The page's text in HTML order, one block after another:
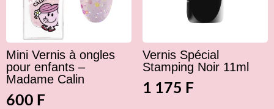
Mini Vernis à ongles
pour enfants –
Madame Calin
600 F
Vernis Spécial
Stamping Noir 11ml
1 175 F